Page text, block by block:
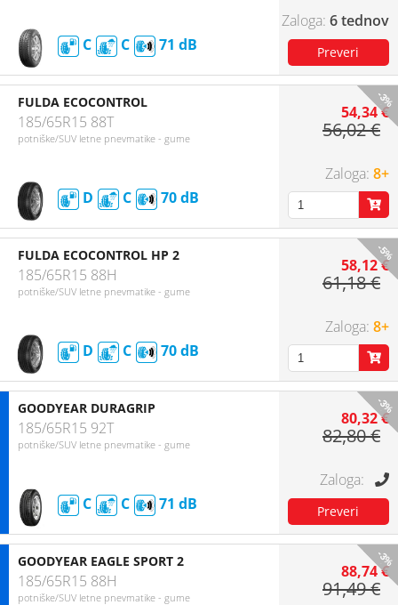
C C 71
6 tednov
-3%
FULDA ECOCONTROL
185/65R15 88T
potniške/SUV letne pnevmatike - gume
D C 70
54,34 €
56,02 €
8+
-5%
FULDA ECOCONTROL HP 2
185/65R15 88H
potniške/SUV letne pnevmatike - gume
D C 70
58,12 €
61,18 €
8+
-3%
GOODYEAR DURAGRIP
185/65R15 92T
potniške/SUV letne pnevmatike - gume
C C 71
80,32 €
82,80 €
-3%
GOODYEAR EAGLE SPORT 2
185/65R15 88H
potniške/SUV letne pnevmatike - gume
88,74 €
91,49 €